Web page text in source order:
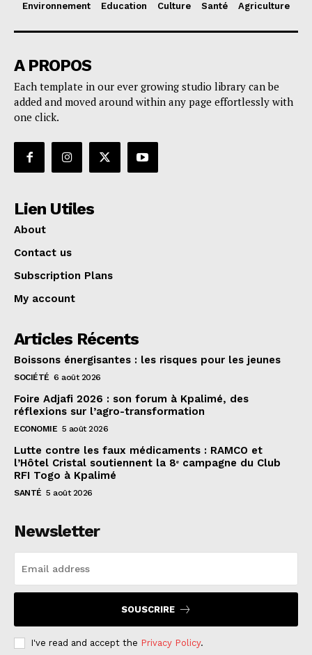
Environnement
Education Culture Santé Agriculture
A PROPOS
Each template in our ever growing studio library can be
added and moved around within any page effortlessly with
one click.
Lien Utiles
About
Contact us
Subscription Plans
My account
Articles Récents
Boissons énergisantes : les risques pour les jeunes
SOCIÉTÉ 6 août 2026
Foire Adjafi 2026 : son forum à Kpalimé, des
réflexions sur l’agro-transformation
ECONOMIE 5 août 2026
Lutte contre les faux médicaments : RAMCO et
l’Hôtel Cristal soutiennent la 8ᵉ campagne du Club
RFI Togo à Kpalimé
SANTÉ 5 août 2026
Newsletter
SOUSCRIRE
I've read and accept the Privacy Policy.